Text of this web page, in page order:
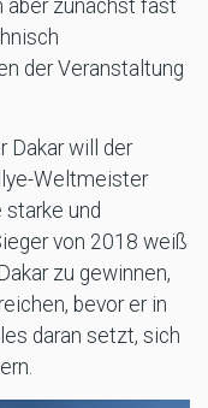
aber zunächst fast
der Veranstaltung
Dakar will der
Weltmeister
und
von 2018 weiß
zu gewinnen,
bevor er in
daran setzt, sich